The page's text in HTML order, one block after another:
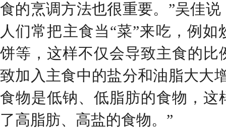
食的烹调方法也很重要。”吴佳
人们常把主食当“菜”来吃，例如
饼等，这样不仅会导致主食的比
致加入主食中的盐分和油脂大大
食物是低钠、低脂肪的食物，这
了高脂肪、高盐的食物。”